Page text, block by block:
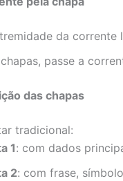
da
passe a
das chapas
tradicional:
1: com dados
2: com frase,